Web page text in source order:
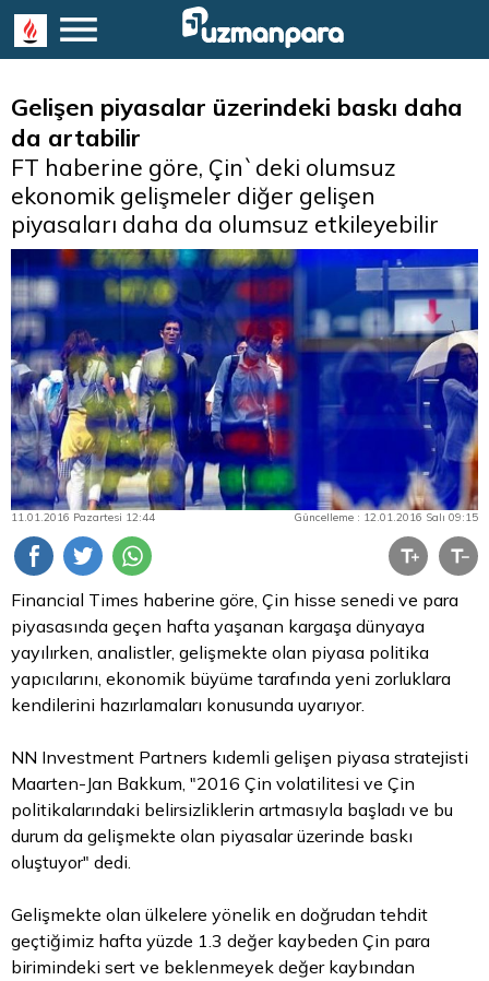
Gelişen piyasalar üzerindeki baskı daha
da artabilir
FT haberine göre, Çin`deki olumsuz
ekonomik gelişmeler diğer gelişen
piyasaları daha da olumsuz etkileyebilir
11.01.2016 Pazartesi 12:44 Güncelleme : 12.01.2016 Salı 09:15
Financial Times haberine göre, Çin hisse senedi ve para
piyasasında geçen hafta yaşanan kargaşa dünyaya
yayılırken, analistler, gelişmekte olan piyasa politika
yapıcılarını, ekonomik büyüme tarafında yeni zorluklara
kendilerini hazırlamaları konusunda uyarıyor.
NN Investment Partners kıdemli gelişen piyasa stratejisti
Maarten-Jan Bakkum, "2016 Çin volatilitesi ve Çin
politikalarındaki belirsizliklerin artmasıyla başladı ve bu
durum da gelişmekte olan piyasalar üzerinde baskı
oluştuyor" dedi.
Gelişmekte olan ülkelere yönelik en doğrudan tehdit
geçtiğimiz hafta yüzde 1.3 değer kaybeden Çin para
birimindeki sert ve beklenmeyek değer kaybından